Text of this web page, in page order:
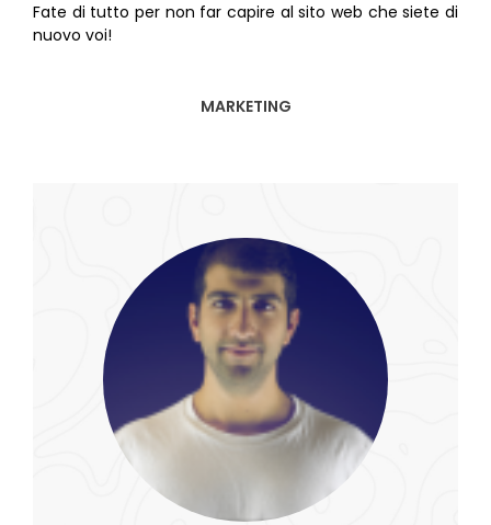
Fate di tutto per non far capire al sito web che siete di
nuovo voi!
MARKETING